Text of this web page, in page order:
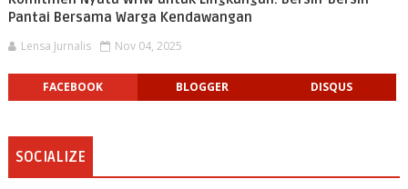
Pantai Bersama Warga Kendawangan
Lensa Jurnalis Nov 04, 2025
FACEBOOK BLOGGER DISQUS
SOCIALIZE